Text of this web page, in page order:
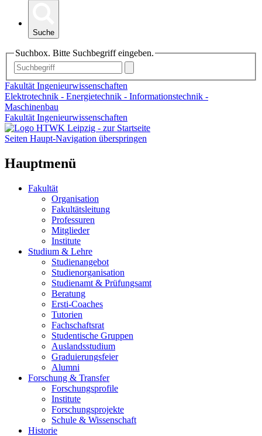
Suche
Suchbox. Bitte Suchbegriff eingeben.
Fakultät Ingenieurwissenschaften
Elektrotechnik - Energietechnik - Informationstechnik -
Maschinenbau
Fakultät Ingenieurwissenschaften
Seiten Haupt-Navigation überspringen
Hauptmenü
Fakultät
Organisation
Fakultätsleitung
Professuren
Mitglieder
Institute
Studium & Lehre
Studienangebot
Studienorganisation
Studienamt & Prüfungsamt
Beratung
Ersti-Coaches
Tutorien
Fachschaftsrat
Studentische Gruppen
Auslandsstudium
Graduierungsfeier
Alumni
Forschung & Transfer
Forschungsprofile
Institute
Forschungsprojekte
Schule & Wissenschaft
Historie